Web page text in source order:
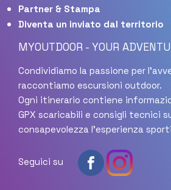
Partner & Stampa
Diventa un inviato dal territorio
MYOUTDOOR - YOUR
Condividiamo la passione per
raccontiamo escursioni outdoor.
Ogni itinerario contiene
GPX scaricabili e consigli tecnici
consapevolezza l'esperienza
Seguici su